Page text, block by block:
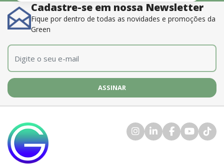
Cadastre-se em nossa Newsletter
Fique por dentro de todas as novidades e promoções da
Green
E-mail